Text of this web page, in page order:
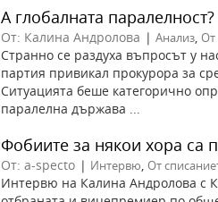
А глобалната паралелност?
От: Калина Андролова | Анализ, От
Странно се раздуха въпросът у
партия привикал прокурора за
Ситуацията беше категорично
паралелна държава ...
Фобиите за някои хора са
От: a-specto | Интервю, От
Интервю на Калина Андролова с